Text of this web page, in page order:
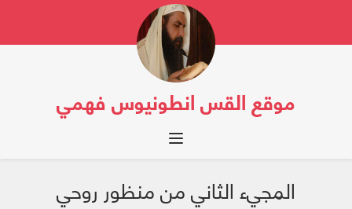
موقع القس انطونيوس فهمي
Toggle navigation
المجيء الثاني من منظور روحي